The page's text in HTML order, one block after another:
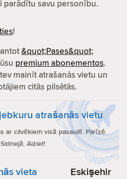
parādītu savu personību.
!
&quot;Pases&quot;
premium abonementos.
mainīt atrašanās vietu un
citās pilsētās.
atrašanās vietu
ar cilvēkiem visā pasaulē. Parīzē.
Aiziet!
vieta Eskişehir